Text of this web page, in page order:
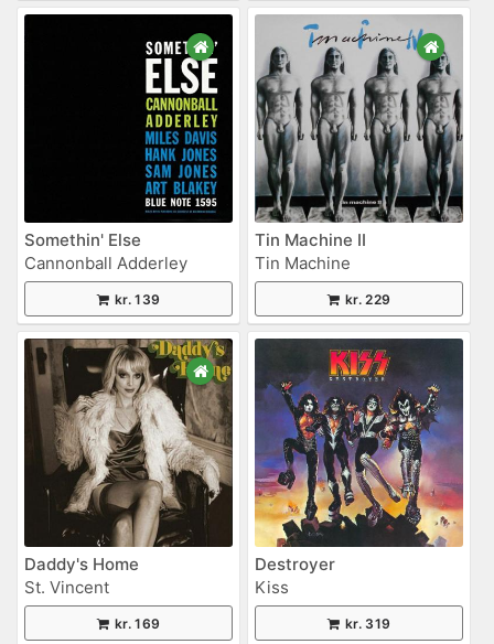
Somethin' Else
Cannonball Adderley
kr. 139
Tin Machine II
Tin Machine
kr. 229
Daddy's Home
St. Vincent
kr. 169
Destroyer
Kiss
kr. 319